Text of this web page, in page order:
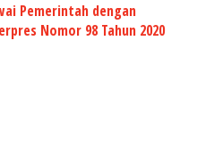
Pemerintah dengan
Nomor 98 Tahun 2020